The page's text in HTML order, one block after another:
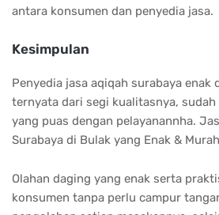
antara konsumen dan penyedia jasa.
Kesimpulan
Penyedia jasa aqiqah surabaya enak
ternyata dari segi kualitasnya,
yang puas dengan pelayanannha.
Surabaya di Bulak yang Enak &
Olahan daging yang enak serta
konsumen tanpa perlu campur